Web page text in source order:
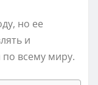
но ее
и
всему миру.